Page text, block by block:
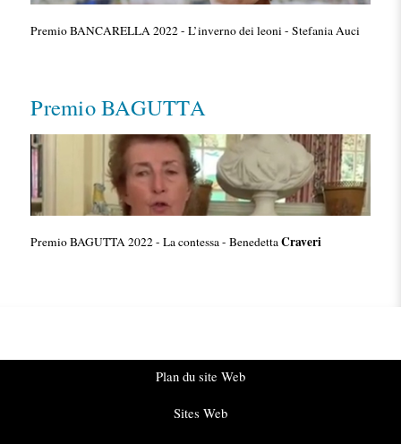
Premio BANCARELLA 2022 - L’inverno dei leoni - Stefania Auci
Premio BAGUTTA
Premio BAGUTTA 2022 - La contessa - BenedettaCraveri
Plan du site Web
Sites Web